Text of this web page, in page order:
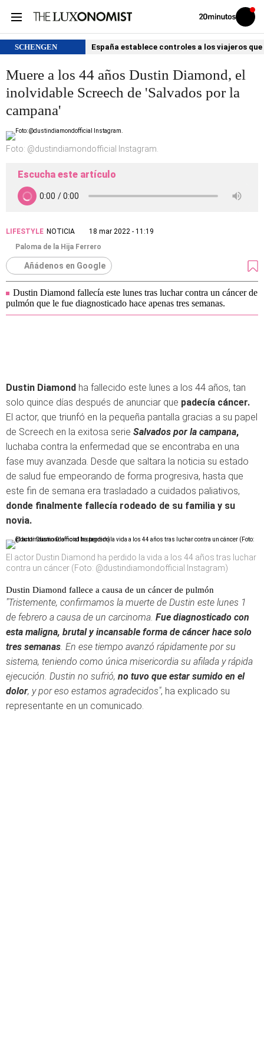
Volver
Iniciar
sesión
SCHENGEN España establece controles a los viajeros
Muere a los 44 años Dustin Diamond, el
inolvidable Screech de 'Salvados por la
campana'
Foto: @dustindiamondofficial Instagram.
Escucha este artículo
LIFESTYLE NOTICIA
18 mar 2022 - 11:19
Paloma de la Hija Ferrero
Añádenos en Google
Dustin Diamond fallecía este lunes tras luchar contra un cáncer de
pulmón que le fue diagnosticado hace apenas tres semanas.
Dustin Diamond ha fallecido este lunes a los 44 años, tan
solo quince días después de anunciar que padecía cáncer.
El actor, que triunfó en la pequeña pantalla gracias a su papel
de Screech en la exitosa serie Salvados por la campana,
luchaba contra la enfermedad que se encontraba en una
fase muy avanzada. Desde que saltara la noticia su estado
de salud fue empeorando de forma progresiva, hasta que
este fin de semana era trasladado a cuidados paliativos,
donde finalmente fallecía rodeado de su familia y su
novia.
El actor Dustin Diamond ha perdido la vida a los 44 años tras luchar
contra un cáncer (Foto: @dustindiamondofficial Instagram)
Dustin Diamond fallece a causa de un cáncer de pulmón
"Tristemente, confirmamos la muerte de Dustin este lunes 1
de febrero a causa de un carcinoma. Fue diagnosticado con
esta maligna, brutal y incansable forma de cáncer hace solo
tres semanas. En ese tiempo avanzó rápidamente por su
sistema, teniendo como única misericordia su afilada y rápida
ejecución. Dustin no sufrió, no tuvo que estar sumido en el
dolor, y por eso estamos agradecidos", ha explicado su
representante en un comunicado.